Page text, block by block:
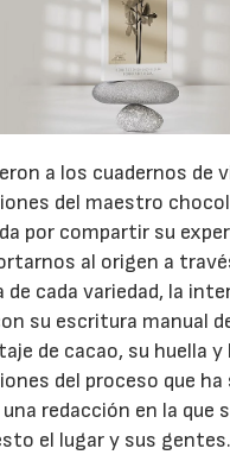
a los cuadernos de
del maestro
por compartir su
al origen a
de cada variedad, la
su escritura manual
de cacao, su huella y
del proceso que ha
redacción en la que
el lugar y sus gentes.